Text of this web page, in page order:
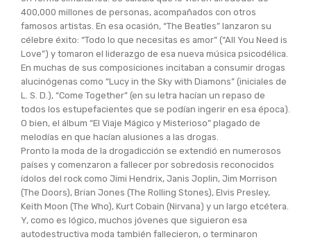
400,000 millones de personas, acompañados con otros
famosos artistas. En esa ocasión, “The Beatles” lanzaron su
célebre éxito: “Todo lo que necesitas es amor” (“All You Need is
Love”) y tomaron el liderazgo de esa nueva música psicodélica.
En muchas de sus composiciones incitaban a consumir drogas
alucinógenas como “Lucy in the Sky with Diamons” (iniciales de
L. S. D.), “Come Together” (en su letra hacían un repaso de
todos los estupefacientes que se podían ingerir en esa época).
O bien, el álbum “El Viaje Mágico y Misterioso” plagado de
melodías en que hacían alusiones a las drogas.
Pronto la moda de la drogadicción se extendió en numerosos
países y comenzaron a fallecer por sobredosis reconocidos
ídolos del rock como Jimi Hendrix, Janis Joplin, Jim Morrison
(The Doors), Brian Jones (The Rolling Stones), Elvis Presley,
Keith Moon (The Who), Kurt Cobain (Nirvana) y un largo etcétera.
Y, como es lógico, muchos jóvenes que siguieron esa
autodestructiva moda también fallecieron, o terminaron